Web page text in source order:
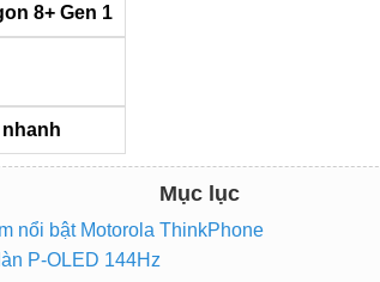
8+ Gen 1
nhanh
Mục lục
nổi bật Motorola ThinkPhone
P-OLED 144Hz